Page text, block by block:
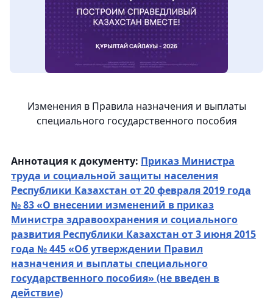
Изменения в Правила назначения и выплаты
специального государственного пособия
Аннотация к документу: Приказ Министра
труда и социальной защиты населения
Республики Казахстан от 20 февраля 2019 года
№ 83 «О внесении изменений в приказ
Министра здравоохранения и социального
развития Республики Казахстан от 3 июня 2015
года № 445 «Об утверждении Правил
назначения и выплаты специального
государственного пособия» (не введен в
действие)